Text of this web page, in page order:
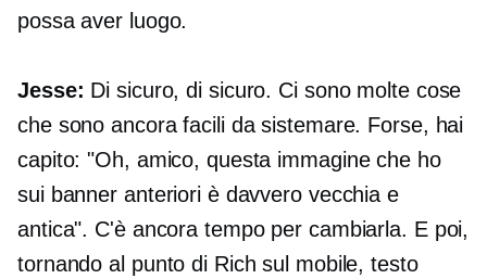
possa aver luogo.
Jesse: Di sicuro, di sicuro. Ci sono molte cose
che sono ancora facili da sistemare. Forse, hai
capito: "Oh, amico, questa immagine che ho
sui banner anteriori è davvero vecchia e
antica". C'è ancora tempo per cambiarla. E poi,
tornando al punto di Rich sul mobile, testo